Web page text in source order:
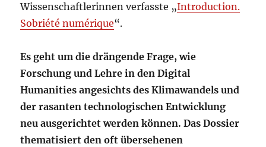
Wissenschaftlerinnen verfasste „Introduction.
Sobriété numérique“.
Es geht um die drängende Frage, wie
Forschung und Lehre in den Digital
Humanities angesichts des Klimawandels und
der rasanten technologischen Entwicklung
neu ausgerichtet werden können. Das Dossier
thematisiert den oft übersehenen